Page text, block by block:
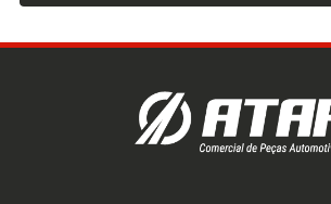
Anel para Vedação OR 329 - Cod 01769
Anel para Vedação OR 335 Importado - Cod 01771
Anel para Vedação OR 339 - Cod 01772
Anel para Vedação OR 345 - Cod 01773